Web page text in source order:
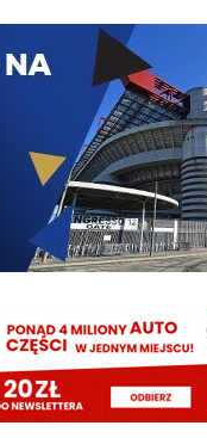
08:10
Fiorentiny - do zespołu
wypożyczony z Realu, który
9M euro. Magiczna lewa
dostaje świetne wzmocnienie
zatrzymuje: teraz chce
08:09
Lucumi natychmiast, następnie
po czym ten zostanie
w sprawie środkowego
01:08